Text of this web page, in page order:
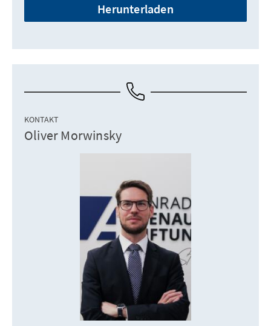
Herunterladen
KONTAKT
Oliver Morwinsky